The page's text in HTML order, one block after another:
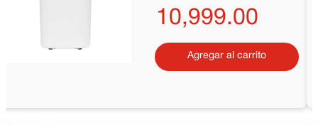
10,999.00
Agregar al carrito